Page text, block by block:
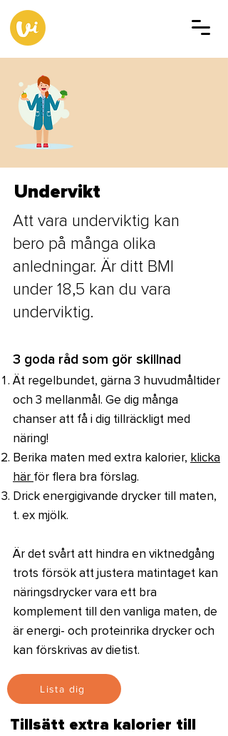
Undervikt
Att vara underviktig kan
bero på många olika
anledningar. Är ditt BMI
under 18,5 kan du vara
underviktig.
3 goda råd som gör skillnad
Ät regelbundet, gärna 3 huvudmåltider
och 3 mellanmål. Ge dig många
chanser att få i dig tillräckligt med
näring!
Berika maten med extra kalorier, klicka
här för flera bra förslag.
Drick energigivande drycker till maten,
t. ex mjölk.
Är det svårt att hindra en viktnedgång
trots försök att justera matintaget kan
näringsdrycker vara ett bra
komplement till den vanliga maten, de
är energi- och proteinrika drycker och
kan förskrivas av dietist.
Lista dig
Tillsätt extra kalorier till